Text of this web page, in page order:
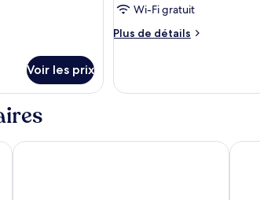
(Japanese
Voir les prix
de
chambre :
room
Wi-Fi gratuit
Plus de détails
Plus
le
Japanese-
JR WEST GROUP VIA INN PRIME